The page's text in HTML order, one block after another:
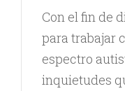
Con el fin de
para trabajar
espectro
inquietudes